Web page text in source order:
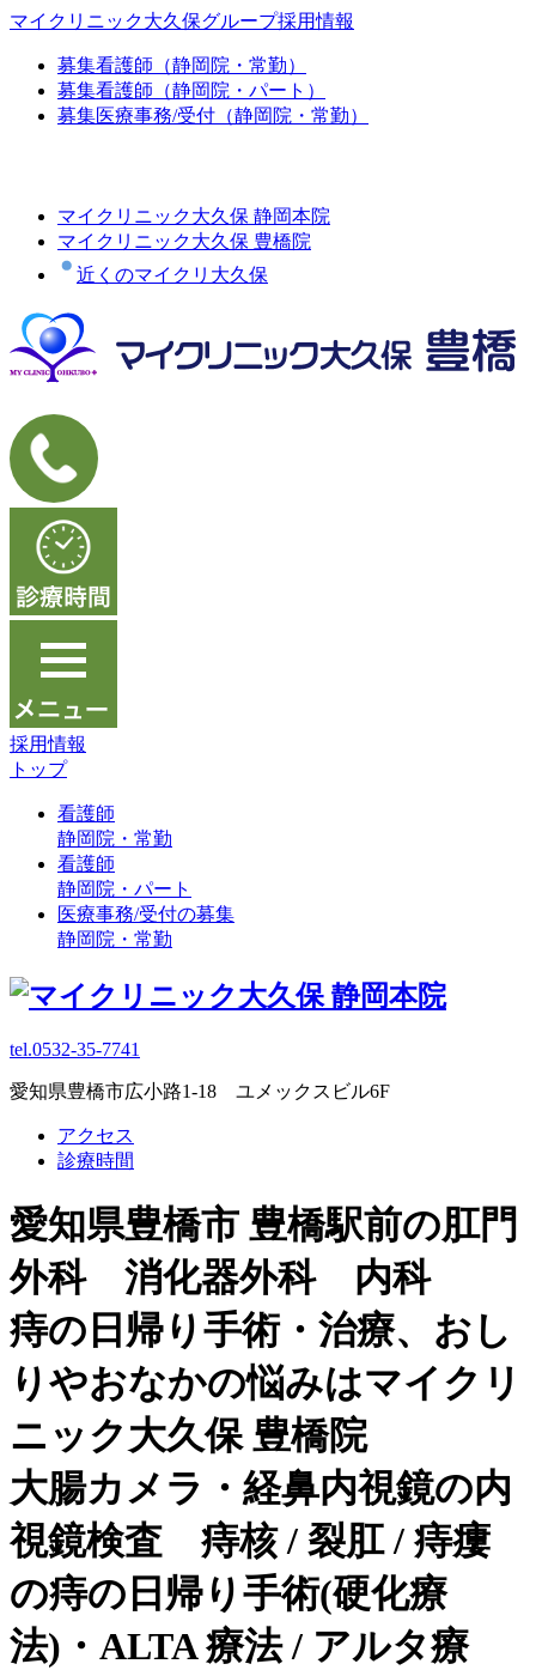
マイクリニック大久保グループ採用情報
募集看護師（静岡院・常勤）
募集看護師（静岡院・パート）
募集医療事務/受付（静岡院・常勤）
マイクリニック大久保 静岡本院
マイクリニック大久保 豊橋院
近くのマイクリ大久保
採用情報
トップ
看護師
静岡院・常勤
看護師
静岡院・パート
医療事務/受付の募集
静岡院・常勤
tel.0532-35-7741
愛知県豊橋市広小路1-18 ユメックスビル6F
アクセス
診療時間
愛知県豊橋市 豊橋駅前の肛門
外科 消化器外科 内科
痔の日帰り手術・治療、おし
りやおなかの悩みはマイクリ
ニック大久保 豊橋院
大腸カメラ・経鼻内視鏡の内
視鏡検査 痔核 / 裂肛 / 痔瘻
の痔の日帰り手術(硬化療
法)・ALTA 療法 / アルタ療